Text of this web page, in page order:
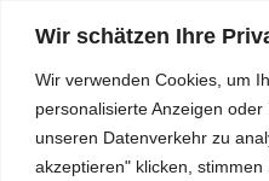
Wir schätzen Ihre
Wir verwenden Cookies, um
personalisierte Anzeigen
unseren Datenverkehr zu
akzeptieren" klicken, stimmen
TESTS, EXPERTEN-TIPPS